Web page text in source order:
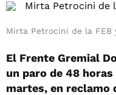
Mirta Petrocini de la FEB
El Frente Gremial
un paro de 48
martes, en reclamo